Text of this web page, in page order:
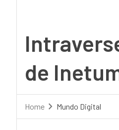
de
Home Mundo Digital